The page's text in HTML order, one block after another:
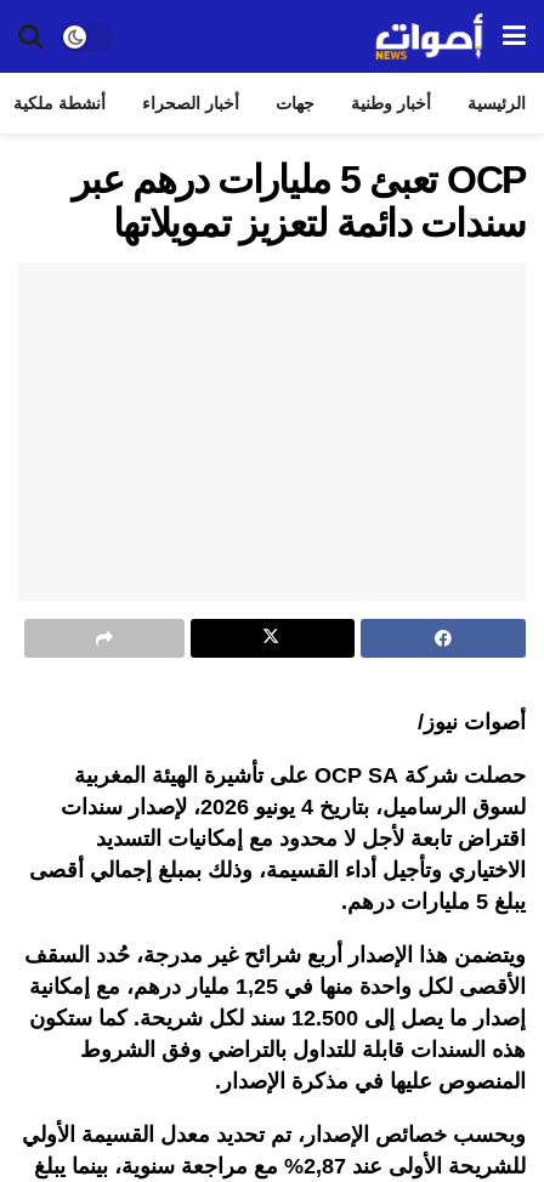
الرئيسية أخبار وطنية جهات أخبار الصحراء أنشطة ملكية
OCP تعبئ 5 مليارات درهم عبر
سندات دائمة لتعزيز تمويلاتها
أصوات نيوز/
حصلت شركة
على تأشيرة الهيئة المغربية
لسوق الرساميل، بتاريخ 4 يونيو 2026، لإصدار سندات
اقتراض تابعة لأجل لا محدود مع إمكانيات التسديد
الاختياري وتأجيل أداء القسيمة، وذلك بمبلغ إجمالي أقصى
يبلغ 5 مليارات درهم
.
ويتضمن هذا الإصدار أربع شرائح غير مدرجة، حُدد السقف
الأقصى لكل واحدة منها في 1,25 مليار درهم، مع إمكانية
إصدار ما يصل إلى 12.500 سند لكل شريحة. كما ستكون
هذه السندات قابلة للتداول بالتراضي وفق الشروط
المنصوص عليها في مذكرة الإصدار.
وبحسب خصائص الإصدار، تم تحديد معدل القسيمة الأولي
للشريحة الأولى عند 2,87% مع مراجعة سنوية، بينما يبلغ